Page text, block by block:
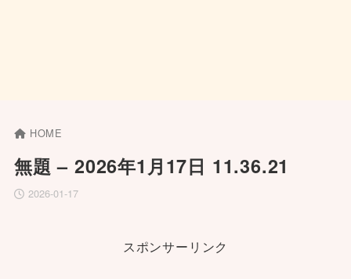
HOME
無題 – 2026年1月17日 11.36.21
2026-01-17
スポンサーリンク